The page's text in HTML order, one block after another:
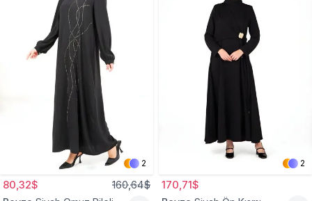
2
80,32$ 160,64$
2
170,71$